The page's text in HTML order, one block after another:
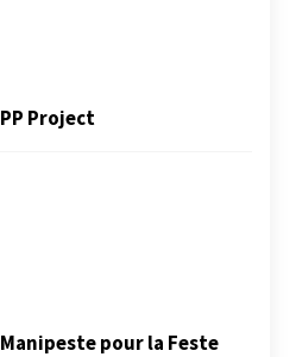
PP Project
Manipeste pour la Feste